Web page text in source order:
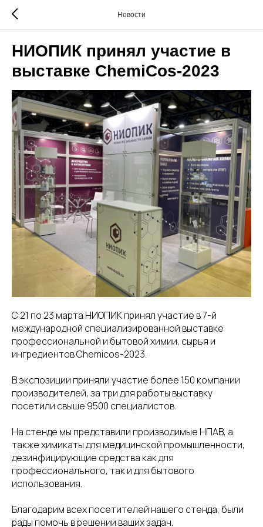
Новости
НИОПИК принял участие в
выставке ChemiCos-2023
С 21 по 23 марта НИОПИК принял участие в 7-й
международной специализированной выставке
профессиональной и бытовой химии, сырья и
ингредиентов Chemicos-2023.
В экспозиции приняли участие более 150 компании
производителей, за три для работы выставку
посетили свыше 9500 специалистов.
На стенде мы представили производимые НПАВ, а
также химикаты для медицинской промышленности,
дезинфицирующие средства как для
профессионального, так и для бытового
использования.
Благодарим всех посетителей нашего стенда, были
рады помочь в решении ваших задач.